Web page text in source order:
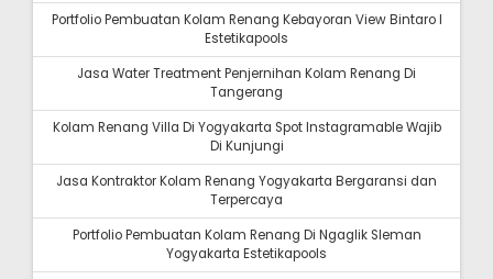
Portfolio Pembuatan Kolam Renang Kebayoran View Bintaro I
Estetikapools
Jasa Water Treatment Penjernihan Kolam Renang Di
Tangerang
Kolam Renang Villa Di Yogyakarta Spot Instagramable Wajib
Di Kunjungi
Jasa Kontraktor Kolam Renang Yogyakarta Bergaransi dan
Terpercaya
Portfolio Pembuatan Kolam Renang Di Ngaglik Sleman
Yogyakarta Estetikapools